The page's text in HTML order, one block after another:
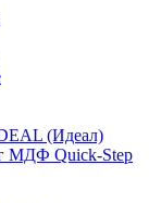
(Идеал)
МДФ Quick-Step